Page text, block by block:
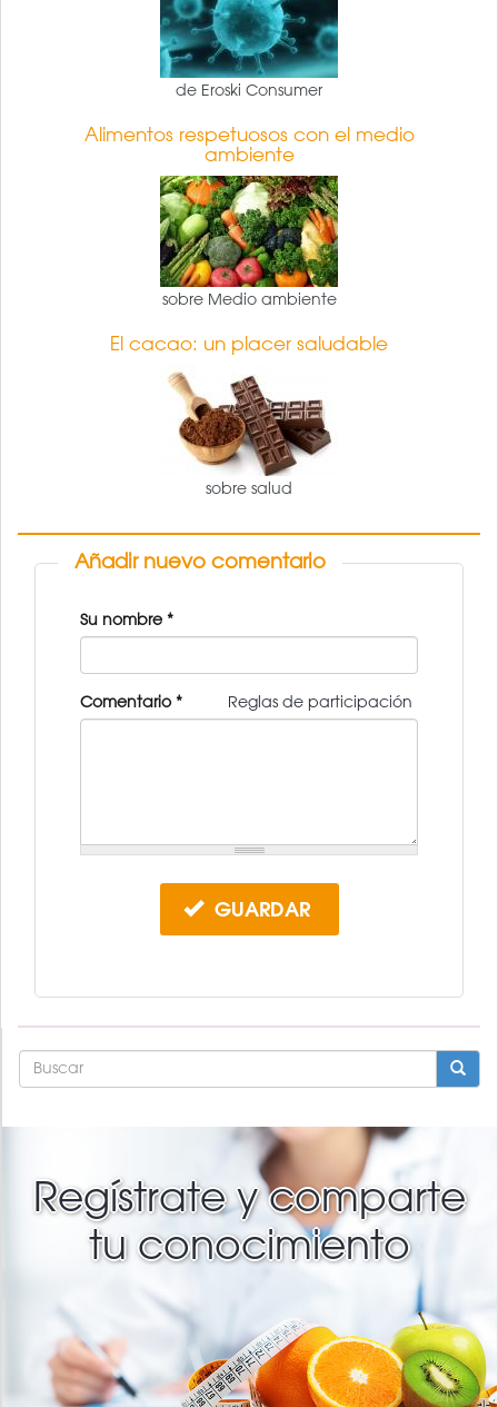
de Eroski Consumer
Alimentos respetuosos con el medio
ambiente
sobre Medio ambiente
El cacao: un placer saludable
sobre salud
Añadir nuevo comentario
Su nombre *
Reglas de participación
Comentario*
GUARDAR
FORMULARIO
DE
Regístrate y comparte
tu conocimiento